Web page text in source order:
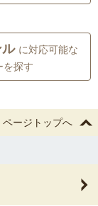
に対応可能な
を探す
ページトップへ